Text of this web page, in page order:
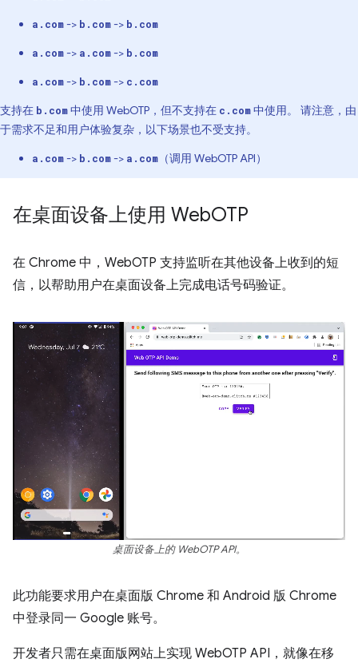
a.com-> b.com-> b.com
a.com-> a.com-> b.com
a.com-> b.com-> c.com
支持在 b.com中使用 WebOTP，但不支持在 c.com中使用。 请注意，由
于需求不足和用户体验复杂，以下场景也不受支持。
a.com-> b.com-> a.com （调用 WebOTP API）
在桌面设备上使用 WebOTP
在 Chrome 中，WebOTP 支持监听在其他设备上收到的短
信，以帮助用户在桌面设备上完成电话号码验证。
桌面设备上的 WebOTP API。
此功能要求用户在桌面版 Chrome 和 Android 版 Chrome
中登录同一 Google 账号。
开发者只需在桌面版网站上实现 WebOTP API，就像在移